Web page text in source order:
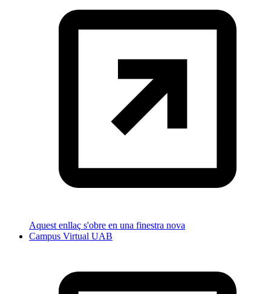
Aquest enllaç s'obre en una finestra nova
Campus Virtual UAB